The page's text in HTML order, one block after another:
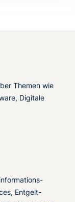
Themen wie
Digitale
Entgelt-